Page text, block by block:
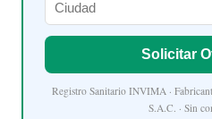
Solicitar
Registro Sanitario INVIMA ·
S.A.C. · Sin